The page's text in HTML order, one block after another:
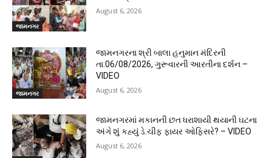
જામનગર
August 6, 2026
જામનગર
જામનગરના શ્રી બાલા હનુમાન મંદિરની
તા.06/08/2026, ગુરૂવારની આરતીના દર્શન –
VIDEO
August 6, 2026
જામનગરમાં મકાનની છત ધરાશાયી થયાની ઘટના
અંગે શું કહ્યું ડે.ચીફ ફાયર ઓફિસરે? – VIDEO
August 6, 2026